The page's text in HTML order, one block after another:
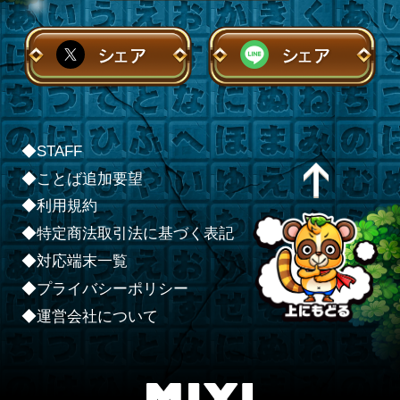
シェア シェア
◆STAFF
◆ことば追加要望
◆利用規約
◆特定商法取引法に基づく表記
◆対応端末一覧
◆プライバシーポリシー
◆運営会社について